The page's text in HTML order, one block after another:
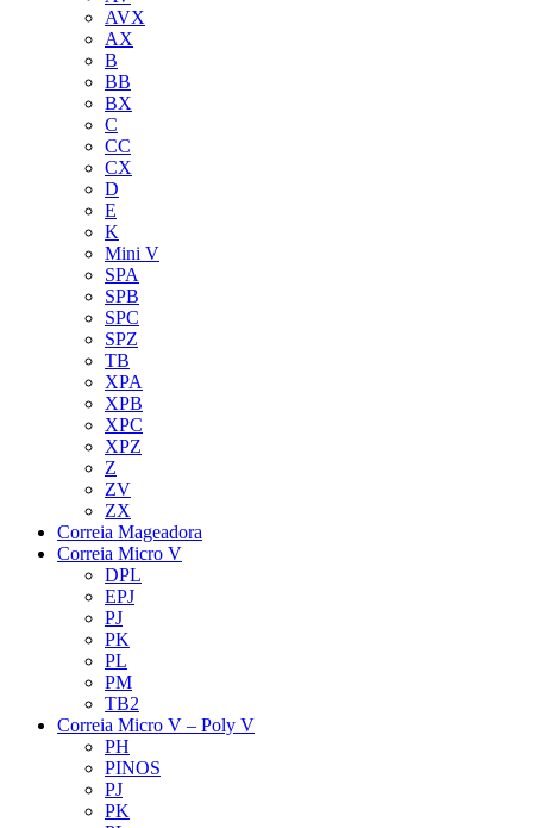
AVX
AX
B
BB
BX
C
CC
CX
D
E
K
Mini V
SPA
SPB
SPC
SPZ
TB
XPA
XPB
XPC
XPZ
Z
ZV
ZX
Correia Mageadora
Correia Micro V
DPL
EPJ
PJ
PK
PL
PM
TB2
Correia Micro V – Poly V
PH
PINOS
PJ
PK